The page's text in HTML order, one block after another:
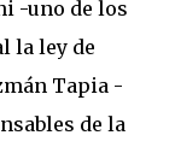
-uno de los
la ley de
Tapia -
de la